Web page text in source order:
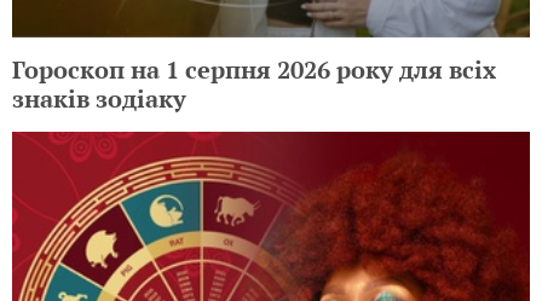
Гороскоп на 1 серпня 2026 року для всіх
знаків зодіаку